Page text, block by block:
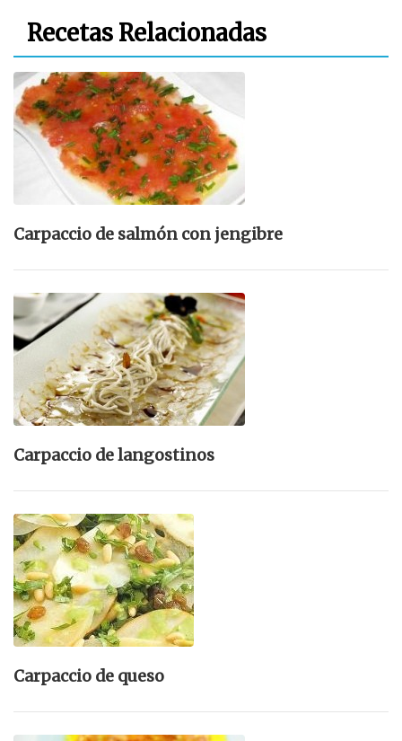
Recetas Relacionadas
Carpaccio de salmón con jengibre
Carpaccio de langostinos
Carpaccio de queso